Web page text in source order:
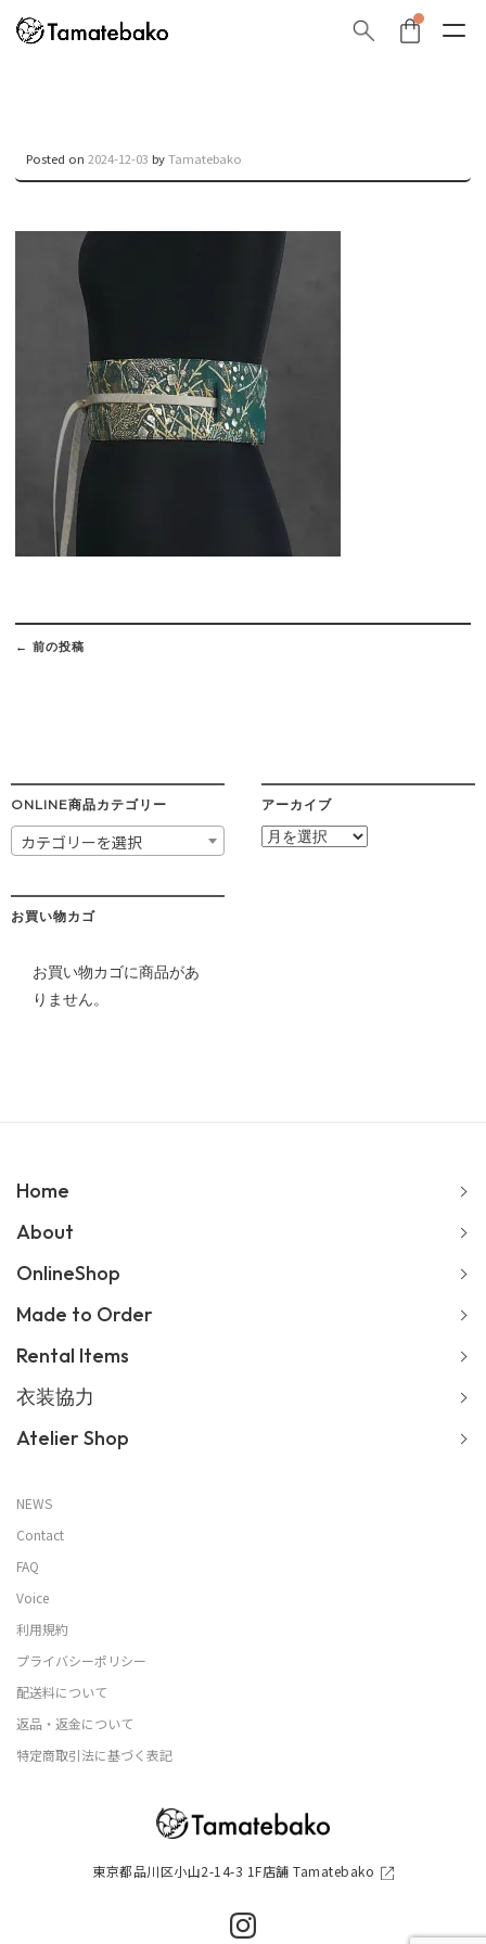
Posted on 2024-12-03 byTamatebako
Post
navigation
← 前の投稿
ONLINE商品カテゴリー
カテゴリーを選択
アーカイブ
ア
お買い物カゴ
お買い物カゴに商品があ
りません。
東京都品川区小山2-14-3 1F店舗 Tamatebako
Home
About
OnlineShop
Made to Order
Rental Items
衣装協力
Atelier Shop
NEWS
Contact
FAQ
Voice
利用規約
プライバシーポリシー
配送料について
返品・返金について
特定商取引法に基づく表記